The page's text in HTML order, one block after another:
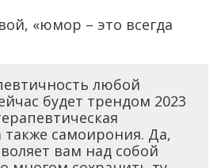
«юмор – это всегда
любой
будет трендом 2023
также самоирония. Да,
вам над собой